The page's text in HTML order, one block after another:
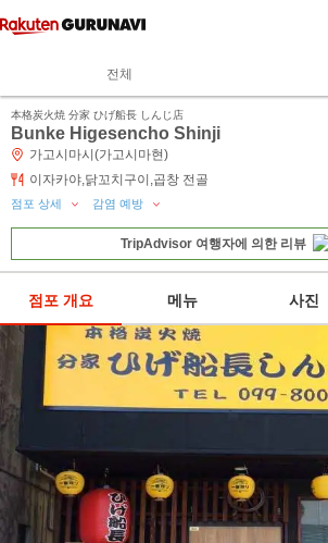
전체
本格炭火焼 分家 ひげ船長 しんじ店
Bunke Higesencho Shinji
가고시마시(가고시마현)
이자카야,닭꼬치구이,곱창 전골
점포 상세 감염 예방
TripAdvisor 여행자에 의한 리뷰
점포 개요 메뉴 사진